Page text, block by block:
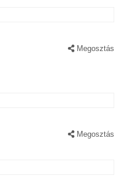
Megosztás
Megosztás